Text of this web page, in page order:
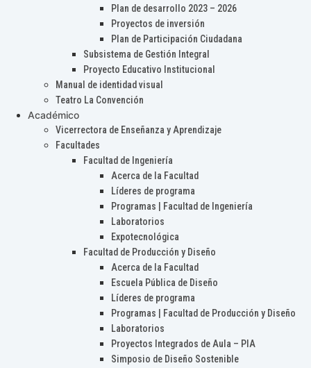
Plan de desarrollo 2023 – 2026
Proyectos de inversión
Plan de Participación Ciudadana
Subsistema de Gestión Integral
Proyecto Educativo Institucional
Manual de identidad visual
Teatro La Convención
Académico
Vicerrectora de Enseñanza y Aprendizaje
Facultades
Facultad de Ingeniería
Acerca de la Facultad
Líderes de programa
Programas | Facultad de Ingeniería
Laboratorios
Expotecnológica
Facultad de Producción y Diseño
Acerca de la Facultad
Escuela Pública de Diseño
Líderes de programa
Programas | Facultad de Producción y Diseño
Laboratorios
Proyectos Integrados de Aula – PIA
Simposio de Diseño Sostenible